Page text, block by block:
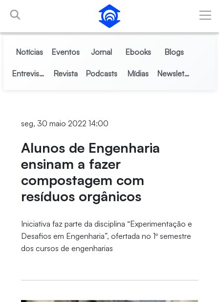
Pular para o Conteúdo principal
Notícias Eventos Jornal Ebooks Blogs
Entrevistas Revista Podcasts Mídias Newsletter
seg, 30 maio 2022 14:00
Alunos de Engenharia
ensinam a fazer
compostagem com
resíduos orgânicos
Iniciativa faz parte da disciplina “Experimentação e
Desafios em Engenharia”, ofertada no 1º semestre
dos cursos de engenharias